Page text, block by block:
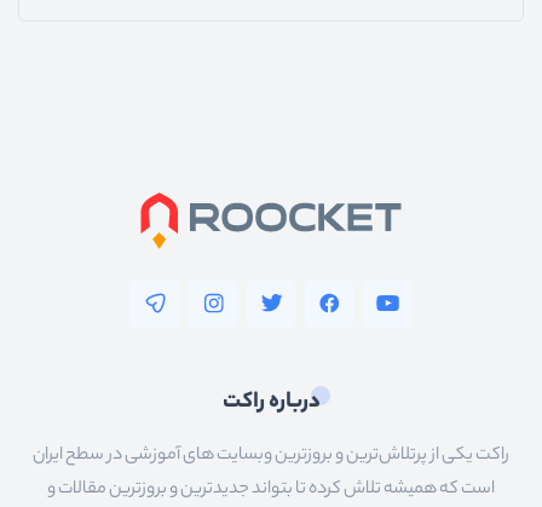
درباره راکت
راکت یکی از پرتلاش‌ترین و بروزترین وبسایت های آموزشی در سطح ایران
است که همیشه تلاش کرده تا بتواند جدیدترین و بروزترین مقالات و